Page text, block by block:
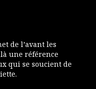
de l’avant les
une référence
qui se soucient de